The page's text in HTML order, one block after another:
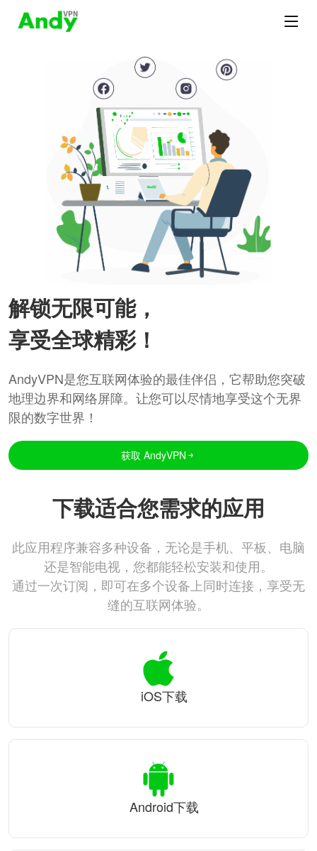
解锁无限可能，
享受全球精彩！
AndyVPN是您互联网体验的最佳伴侣，它帮助您突破
地理边界和网络屏障。让您可以尽情地享受这个无界
限的数字世界！
获取 AndyVPN
下载适合您需求的应用
此应用程序兼容多种设备，无论是手机、平板、电脑
还是智能电视，您都能轻松安装和使用。
通过一次订阅，即可在多个设备上同时连接，享受无
缝的互联网体验。
iOS下载
Android下载